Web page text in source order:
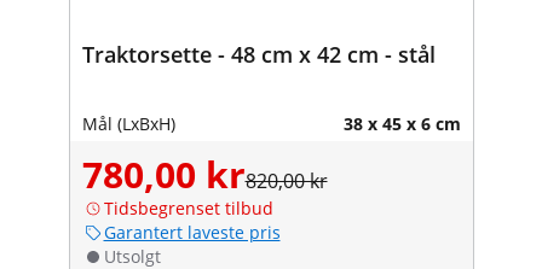
Traktorsette - 48 cm x 42 cm - stål
Mål (LxBxH) 38 x 45 x 6 cm
780,00 kr820,00 kr
Tidsbegrenset tilbud
Garantert laveste pris
Utsolgt